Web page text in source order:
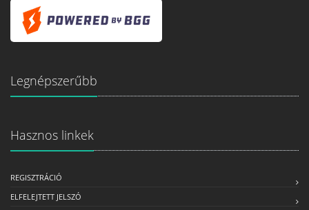
Legnépszerűbb
Hasznos linkek
REGISZTRÁCIÓ
ELFELEJTETT JELSZÓ